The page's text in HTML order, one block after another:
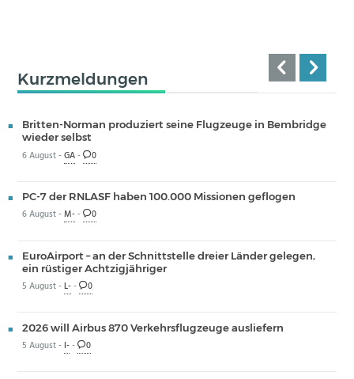
Kurzmeldungen
Britten-Norman produziert seine Flugzeuge in Bembridge
wieder selbst
6 August -GA- 0
PC-7 der RNLASF haben 100.000 Missionen geflogen
6 August -M-- 0
EuroAirport – an der Schnittstelle dreier Länder gelegen,
ein rüstiger Achtzigjähriger
5 August -L-- 0
2026 will Airbus 870 Verkehrsflugzeuge ausliefern
5 August - I-- 0